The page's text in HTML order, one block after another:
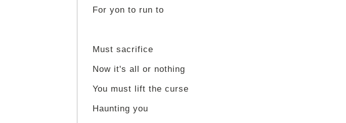
For yon to run to
Must sacrifice
Now it's all or nothing
You must lift the curse
Haunting you